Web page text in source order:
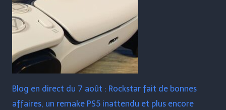
Blog en direct du 7 août : Rockstar fait de bonnes
affaires, un remake PS5 inattendu et plus encore